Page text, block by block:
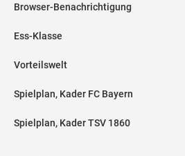
Browser-Benachrichtigung
Ess-Klasse
Vorteilswelt
Spielplan, Kader FC Bayern
Spielplan, Kader TSV 1860